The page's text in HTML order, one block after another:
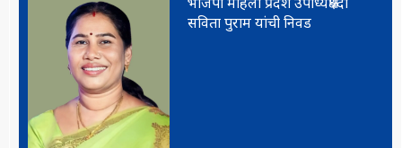
सविता पुराम यांची निवड